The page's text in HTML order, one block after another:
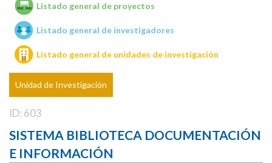
Unidades de investigación
Listado general de proyectos
Listado general de investigadores
Listado general de unidades de investigación
Unidad de Investigación
ID: 603
SISTEMA BIBLIOTECA DOCUMENTACIÓN
E INFORMACIÓN